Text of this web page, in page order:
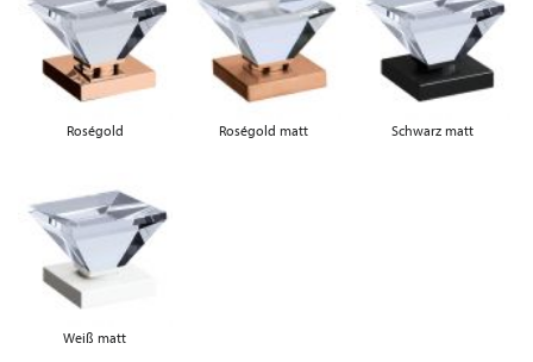
Roségold Roségold matt Schwarz matt
Weiß matt